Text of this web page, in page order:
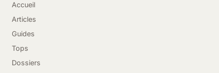
Accueil
Articles
Guides
Tops
Dossiers